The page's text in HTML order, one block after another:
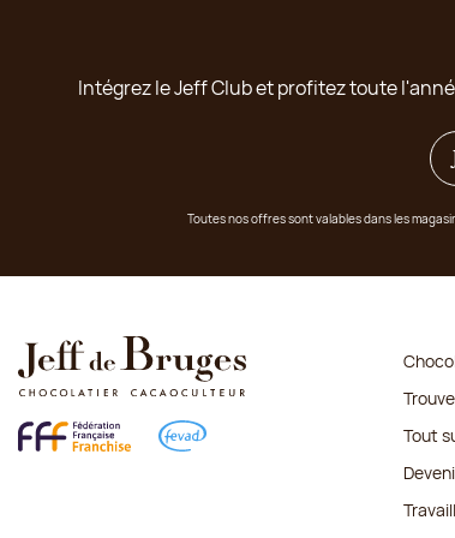
Intégrez le Jeff Club et profitez toute
Toutes nos offres sont valables dans les
Tout